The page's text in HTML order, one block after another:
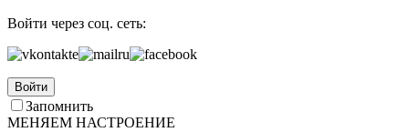
Войти через соц. сеть:
Войти
Запомнить
МЕНЯЕМ НАСТРОЕНИЕ